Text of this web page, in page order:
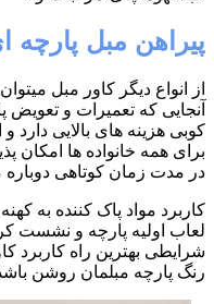
پیراهن مبل پارچه
از انواع دیگر کاور مبل میتوان
آنجایی که تعمیرات و تعویض
کوبی هزینه های بالایی دارد
برای همه خانواده ها امکان
در مدت زمان کوتاهی
کاربرد مواد پاک کننده به
لعاب اولیه پارچه و نشست
شرایطی بهترین راه
رنگ پارچه مبلمان روشن